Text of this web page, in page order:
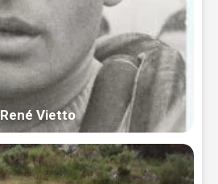
René Vietto